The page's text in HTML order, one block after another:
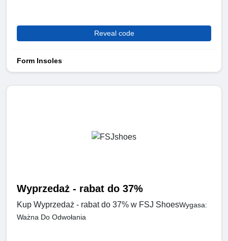
Reveal code
Form Insoles
Wyprzedaż - rabat do 37%
Kup Wyprzedaż - rabat do 37% w FSJ ShoesWygasa:
Ważna Do Odwołania